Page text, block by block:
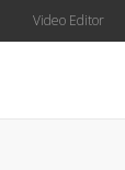
Video Editor